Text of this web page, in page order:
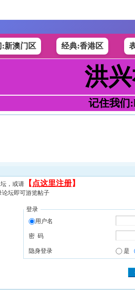
:新澳门区 经典:香港区
洪
记住我们
，或请 【 点这里注册】
坛即可游览帖子
登录
用户名
密 码
隐身登录 是